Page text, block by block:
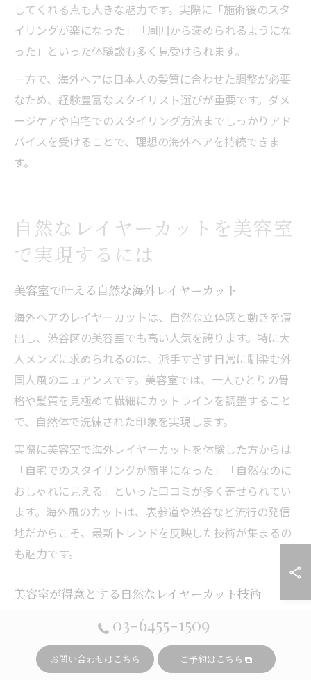
してくれる点も大きな魅力です。実際に「施術後のスタ
イリングが楽になった」「周囲から褒められるようにな
った」といった体験談も多く見受けられます。
一方で、海外ヘアは日本人の髪質に合わせた調整が必要
なため、経験豊富なスタイリスト選びが重要です。ダメ
ージケアや自宅でのスタイリング方法までしっかりアド
バイスを受けることで、理想の海外ヘアを持続できま
す。
自然なレイヤーカットを美容室
で実現するには
美容室で叶える自然な海外レイヤーカット
海外ヘアのレイヤーカットは、自然な立体感と動きを演
出し、渋谷区の美容室でも高い人気を誇ります。特に大
人メンズに求められるのは、派手すぎず日常に馴染む外
国人風のニュアンスです。美容室では、一人ひとりの骨
格や髪質を見極めて繊細にカットラインを調整すること
で、自然体で洗練された印象を実現します。
実際に美容室で海外レイヤーカットを体験した方からは
「自宅でのスタイリングが簡単になった」「自然なのに
おしゃれに見える」といった口コミが多く寄せられてい
ます。海外風のカットは、表参道や渋谷など流行の発信
地だからこそ、最新トレンドを反映した技術が集まるの
も魅力です。
美容室が得意とする自然なレイヤーカット技術
渋谷区の美容室で注目されているのが、外国人風カット
に対応した高いレイヤーカット技術です。スタイリスト
は、髪質やクセを細かく分析し、自然な動きが出るよう
03-6455-1509
お問い合わせはこちら ご予約はこちら